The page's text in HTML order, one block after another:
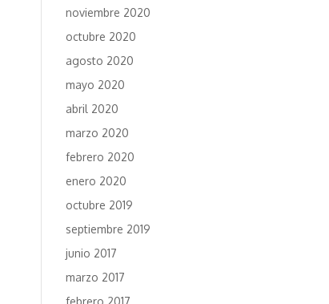
noviembre 2020
octubre 2020
agosto 2020
mayo 2020
abril 2020
marzo 2020
febrero 2020
enero 2020
octubre 2019
septiembre 2019
junio 2017
marzo 2017
febrero 2017